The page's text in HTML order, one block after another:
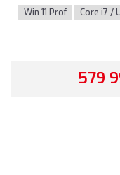
Win 11 Prof Core i7 /
579